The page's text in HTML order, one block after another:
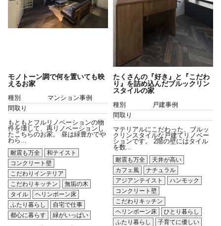
モノトーン調で何を置いても映
えるお家
種別
マンション事例
間取り
もともとフルリノベーションの物
件を壊して、再リノベーションし
たこちらのお家。 昼は緑豊かでや
わら...
耐震も万全
和テイスト
コンクリート壁
こだわりインテリア
こだわりキッチン
無垢の木
タイル
ヘリンボーン床
ふたり暮らし
自宅で仕事
都心に暮らす
緑がいっぱい
たくさんの『好き』と『こだわ
り』を詰め込んだブルックリン
スタイルの家
種別
戸建事例
間取り
マテリアルにこだわった、ブルッ
クリンスタイルな戸建てリノベー
ションです。 2階の壁にはタイル
を数...
耐震も万全
天井が高い
カフェ風
ナチュラル
アジアンテイスト
ハンモック
コンクリート壁
こだわりキッチン
ヘリンボーン床
ひとり暮らし
ふたり暮らし
子育てに優しい